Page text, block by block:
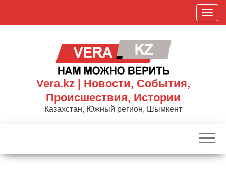
П
о
к
р
Vera.kz | Новости, События,
Происшествия, Истории
Казахстан, Южный регион, Шымкент